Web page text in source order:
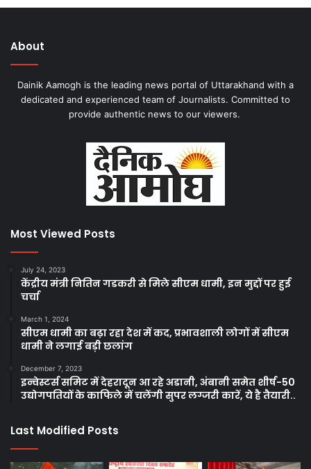
About
Dainik Aamogh is the leading news portal of Uttarakhand with a
dedicated and experienced team of Journalists. Committed to
provide authentic news to our viewers.
Most Viewed Posts
July 24, 2023
केंद्रीय मंत्री नितिन गडकरी से मिले सीएम धामी, इन मुद्दों पर हुई
चर्चा
March 1, 2024
सीएम धामी का बढ़ा रहा देश में कद, प्रभावशाली लोगों में सीएम
धामी ने लगाई बड़ी छलांग
December 7, 2023
इन्वेस्टर्स समिट में देहरादून आ रहे अडानी, अंबानी समेत शीर्ष-50
उद्योगपतियों के काफिले में चलेंगी सुपर लग्जरी कारें, ये है तैयारी..
Last Modified Posts